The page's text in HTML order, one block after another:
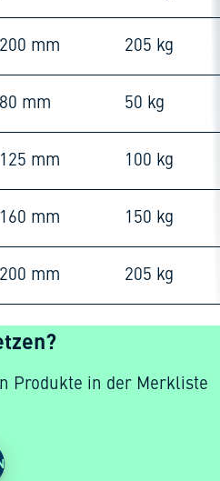
200 mm 205 kg
80 mm 50 kg
125 mm 100 kg
160 mm 150 kg
200 mm 205 kg
Produkte in der Merkliste